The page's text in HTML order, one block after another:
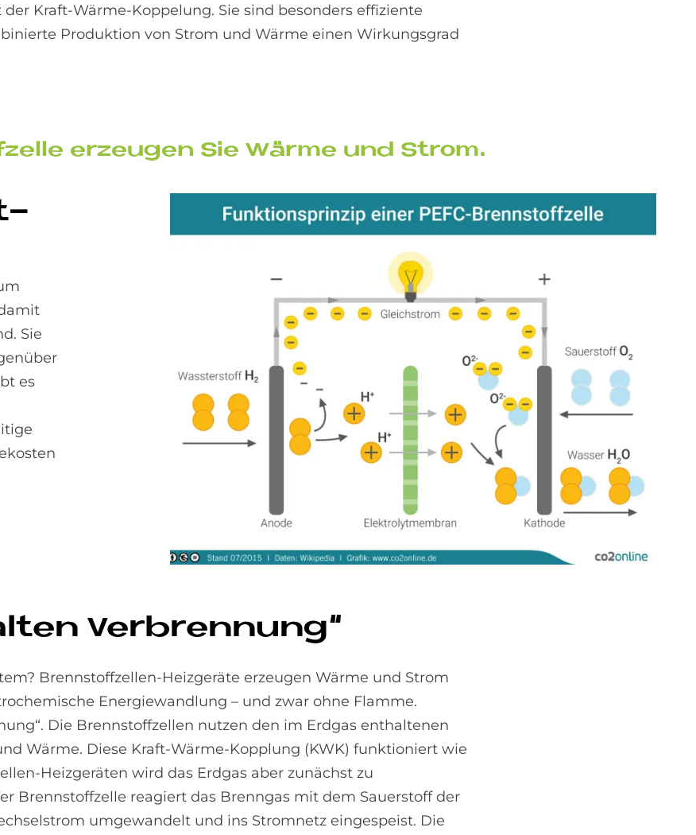
Kraft-Wärme-Koppelung. Sie sind besonders effiziente
Produktion von Strom und Wärme einen Wirkungsgrad
er­zeu­gen Sie Wär­me und Strom.
Sie
es
Ver­bren­nung“
Brennstoffzellen-Heizgeräte erzeugen Wärme und Strom
Energiewandlung – und zwar ohne Flamme.
Die Brennstoffzellen nutzen den im Erdgas enthaltenen
Wärme. Diese Kraft-Wärme-Kopplung (KWK) funktioniert wie
Heizgeräten wird das Erdgas aber zunächst zu
Brennstoffzelle reagiert das Brenngas mit dem Sauerstoff der
umgewandelt und ins Stromnetz eingespeist. Die